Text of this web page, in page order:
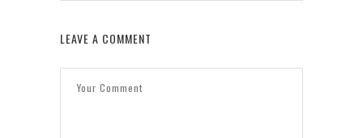
LEAVE A COMMENT